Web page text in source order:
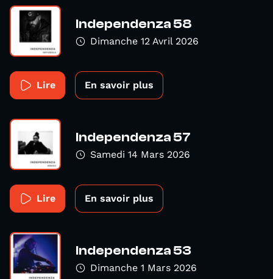
Independenza 58
Dimanche 12 Avril 2026
Lire En savoir plus
Independenza 57
Samedi 14 Mars 2026
Lire En savoir plus
Independenza 53
Dimanche 1 Mars 2026